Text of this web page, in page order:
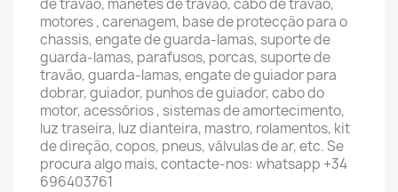
de travão, manetes de travão, cabo de travão,
motores , carenagem, base de protecção para o
chassis, engate de guarda-lamas, suporte de
guarda-lamas, parafusos, porcas, suporte de
travão, guarda-lamas, engate de guiador para
dobrar, guiador, punhos de guiador, cabo do
motor, acessórios , sistemas de amortecimento,
luz traseira, luz dianteira, mastro, rolamentos, kit
de direção, copos, pneus, válvulas de ar, etc. Se
procura algo mais, contacte-nos: whatsapp +34
696403761